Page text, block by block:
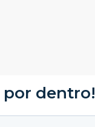
por dentro!